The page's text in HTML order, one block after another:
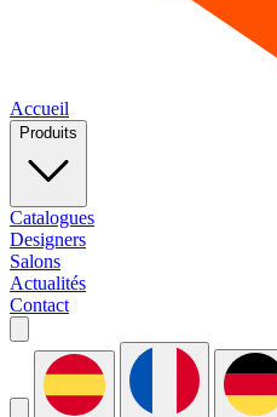
Accueil
Produits
Catalogues
Designers
Salons
Actualités
Contact